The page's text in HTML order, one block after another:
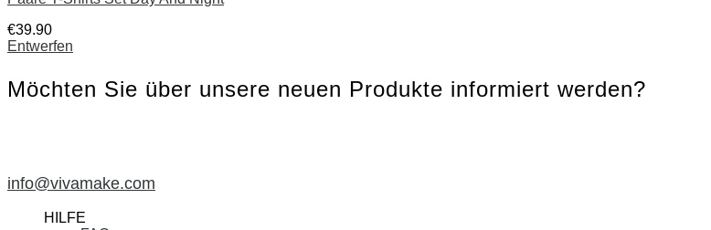
€39.90
Entwerfen
Möchten Sie über unsere neuen Produkte informiert werden?
info@vivamake.com
HILFE